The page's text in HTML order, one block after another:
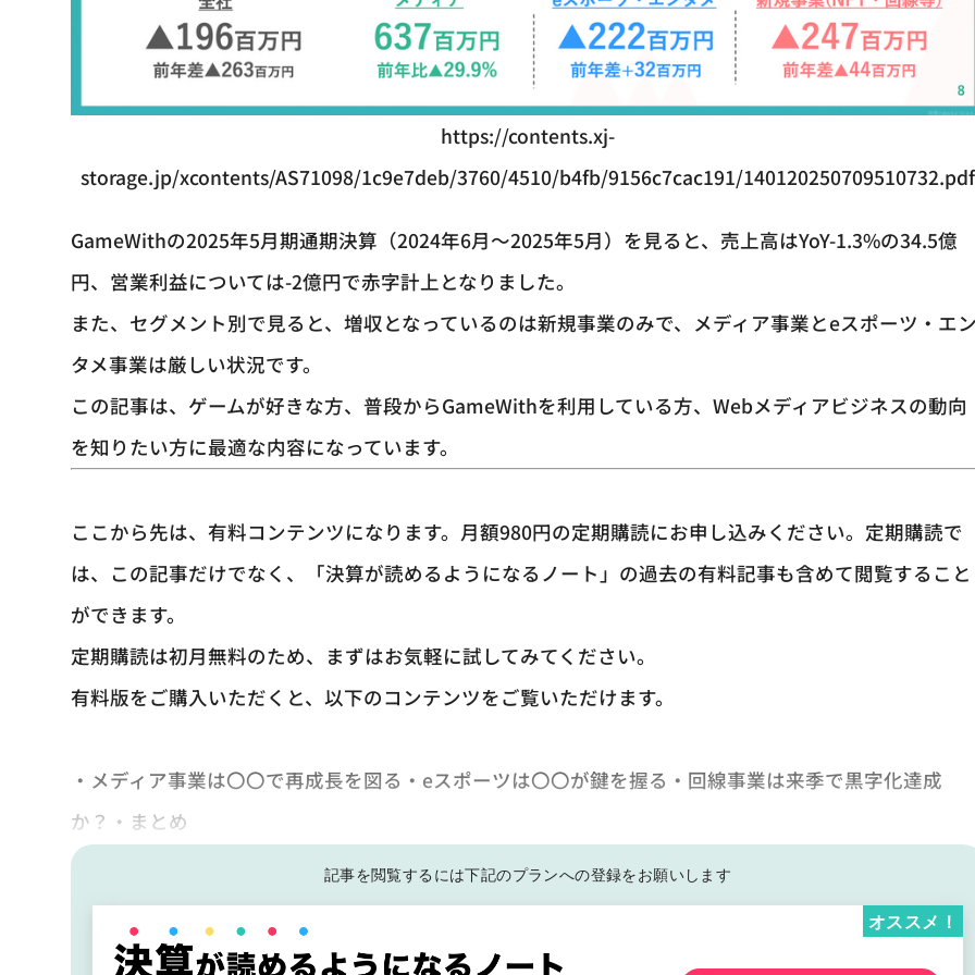
https://contents.xj-
storage.jp/xcontents/AS71098/1c9e7deb/3760/4510/b4fb/9156c7cac191/140120250709510732.pdf
GameWithの2025年5月期通期決算（2024年6月～2025年5月）を見ると、売上高はYoY-1.3%の34.5億
円、営業利益については-2億円で赤字計上となりました。
また、セグメント別で見ると、増収となっているのは新規事業のみで、メディア事業とeスポーツ・エ
タメ事業は厳しい状況です。
この記事は、ゲームが好きな方、普段からGameWithを利用している方、Webメディアビジネスの動向
を知りたい方に最適な内容になっています。
ここから先は、有料コンテンツになります。月額980円の定期購読にお申し込みください。定期購読で
は、この記事だけでなく、「決算が読めるようになるノート」の過去の有料記事も含めて閲覧すること
ができます。
定期購読は初月無料のため、まずはお気軽に試してみてください。
有料版をご購入いただくと、以下のコンテンツをご覧いただけます。
・メディア事業は〇〇で再成長を図る・eスポーツは〇〇が鍵を握る・回線事業は来季で黒字化達成
か？・まとめ
記事を閲覧するには下記のプランへの登録をお願いします
オススメ！